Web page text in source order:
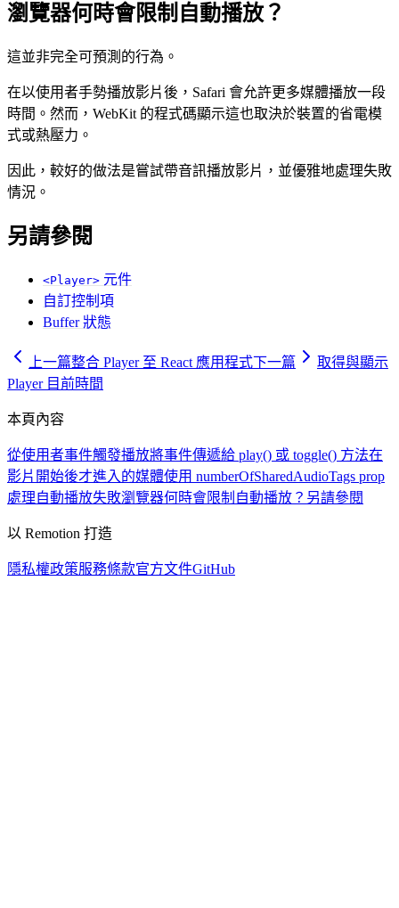
瀏覽器何時會限制自動播放？
這並非完全可預測的行為。
在以使用者手勢播放影片後，Safari 會允許更多媒體播放一段
時間。然而，WebKit 的程式碼顯示這也取決於裝置的省電模
式或熱壓力。
因此，較好的做法是嘗試帶音訊播放影片，並優雅地處理失敗
情況。
另請參閱
<Player> 元件
自訂控制項
Buffer 狀態
上一篇整合 Player 至 React 應用程式下一篇
取得與顯示
Player 目前時間
本頁內容
從使用者事件觸發播放將事件傳遞給 play() 或 toggle() 方法在
影片開始後才進入的媒體使用 numberOfSharedAudioTags prop
處理自動播放失敗瀏覽器何時會限制自動播放？ 另請參閱
以 Remotion 打造
隱私權政策服務條款官方文件GitHub